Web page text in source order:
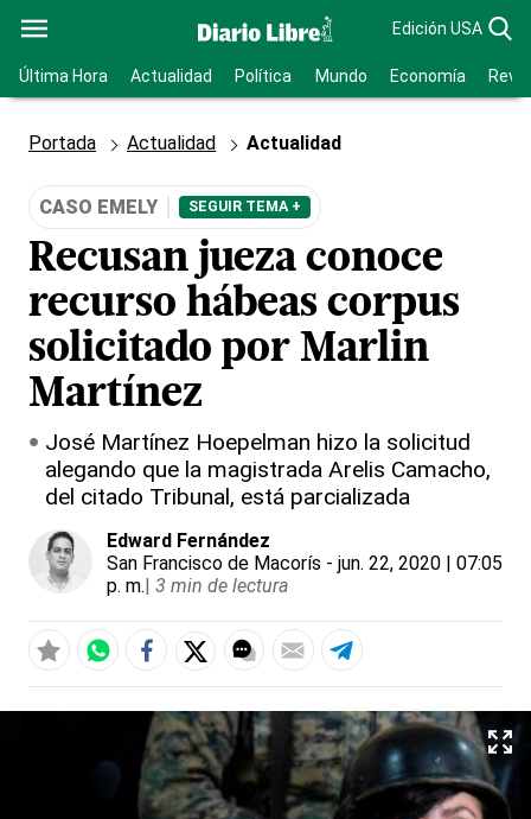
Edición USA
Última Hora Actualidad Política Mundo Economía
Portada Actualidad Actualidad
CASO EMELY SEGUIR TEMA +
Recusan jueza conoce
recurso hábeas corpus
solicitado por Marlin
Martínez
José Martínez Hoepelman hizo la solicitud
alegando que la magistrada Arelis Camacho,
del citado Tribunal, está parcializada
Edward Fernández
San Francisco de Macorís - jun. 22, 2020 | 07:05
p. m.| 3 min de lectura